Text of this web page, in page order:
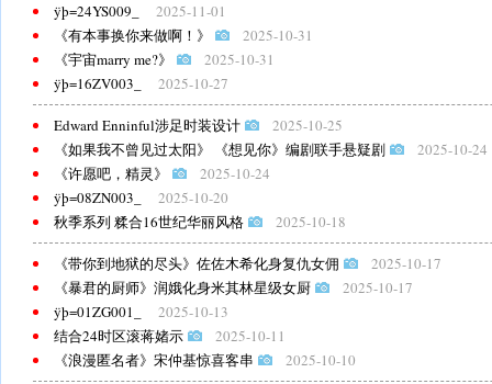
ÿþ=24YS009_
2025-11-01
《有本事换你来做啊！》
2025-10-31
《宇宙marry me?》
2025-10-31
ÿþ=16ZV003_
2025-10-27
Edward Enninful涉足时装设计
2025-10-25
《如果我不曾见过太阳》 《想见你》编剧联手悬疑剧
2025-10-24
《许愿吧，精灵》
2025-10-24
ÿþ=08ZN003_
2025-10-20
秋季系列 糅合16世纪华丽风格
2025-10-18
《带你到地狱的尽头》佐佐木希化身复仇女佣
2025-10-17
《暴君的厨师》润娥化身米其林星级女厨
2025-10-17
ÿþ=01ZG001_
2025-10-13
结合24时区滚蒋媎示
2025-10-11
《浪漫匿名者》宋仲基惊喜客串
2025-10-10